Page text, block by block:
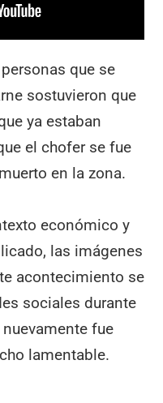
que se
sostuvieron que
ya estaban
el chofer se fue
en la zona.
económico y
las imágenes
acontecimiento se
sociales durante
fue
lamentable.